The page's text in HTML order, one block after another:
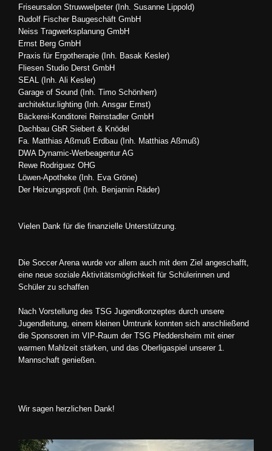
Friseursalon Struwwelpeter (Inh. Susanne Lippold)
Rudolf Fischer Baugeschäft GmbH
Neiss Tragwerksplanung GmbH
Ernst Berg GmbH
Praxis für Ergotherapie (Inh. Basak Kesler)
Fliesen Studio Derst GmbH
SEAL (Inh. Ali Kesler)
Garage of Sound (Inh. Timo Schönherr)
architektur.lighting (Inh. Ansgar Ernst)
Bäckerei-Konditorei Reinstadler GmbH
Dachbau GbR Siebert & Knödel
Fa. Matthias Aßmuß Erdbau (Inh. Matthias Aßmuß)
DWA Dynamic-Werbeagentur AG
Rewe Rodriguez OHG
Löwen-Apotheke (Inh. Eva Gröne)
Der Heizungsprofi (Inh. Benjamin Räder)
Vielen Dank für die finanzielle Unterstützung.
Die Soccer Arena wurde vor allem auch mit dem Ziel angeschafft,
eine neue soziale Aktivitätsmöglichkeit für Schülerinnen und
Schüler zu schaffen
Nach Vorstellung des TSG Jugendkonzeptes durch unsere
Jugendleitung, einem kleinen Umtrunk konnten sich anschließend
die Sponsoren im VIP-Raum der TSG Pfeddersheim mit einer
warmen Mahlzeit stärken, und das Oberligaspiel unserer 1.
Mannschaft genießen.
Wir sagen herzlichen Dank!